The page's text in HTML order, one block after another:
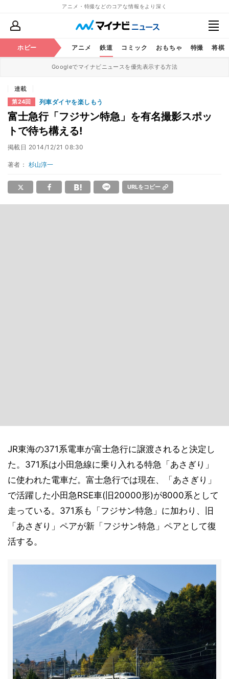
アニメ・特撮などのコアな情報をより深く
ホビー アニメ 鉄道 コミック おもちゃ 特撮 将棋
Googleでマイナビニュースを優先表示する方法
連載
第24回 列車ダイヤを楽しもう
富士急行「フジサン特急」を有名撮影スポッ
トで待ち構える!
掲載日 2014/12/21 08:30
著者： 杉山淳一
URLをコピー
JR東海の371系電車が富士急行に譲渡されると決定し
た。371系は小田急線に乗り入れる特急「あさぎり」
に使われた電車だ。富士急行では現在、「あさぎり」
で活躍した小田急RSE車(旧20000形)が8000系として
走っている。371系も「フジサン特急」に加わり、旧
「あさぎり」ペアが新「フジサン特急」ペアとして復
活する。